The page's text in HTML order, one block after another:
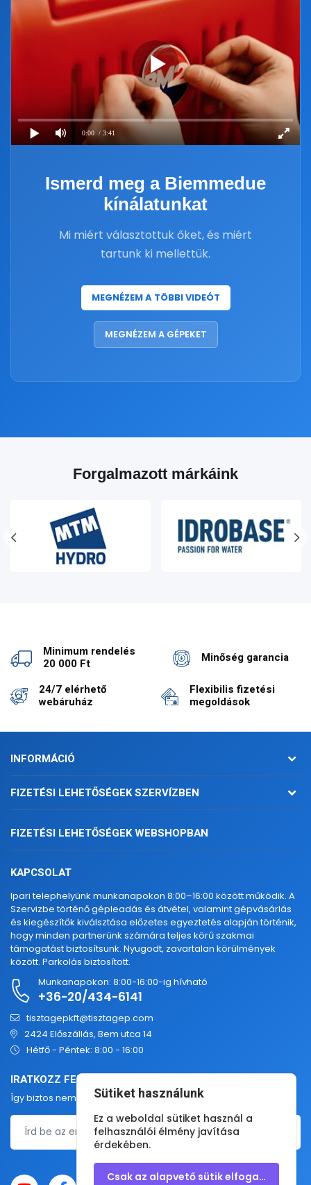
0:00 / 3:41
Ismerd meg a Biemmedue
kínálatunkat
Mi miért választottuk őket, és miért
tartunk ki mellettük.
MEGNÉZEM A TÖBBI VIDEÓT
MEGNÉZEM A GÉPEKET
Forgalmazott márkáink
Minimum rendelés
20 000 Ft
Minőség garancia
24/7 elérhető
webáruház
Flexibilis fizetési
megoldások
INFORMÁCIÓ
FIZETÉSI LEHETŐSÉGEK SZERVÍZBEN
FIZETÉSI LEHETŐSÉGEK WEBSHOPBAN
KAPCSOLAT
Ipari telephelyünk munkanapokon 8:00–16:00 között működik. A
Szervizbe történő gépleadás és átvétel, valamint gépvásárlás
és kiegészítők kiválsztása előzetes egyeztetés alapján történik,
hogy minden partnerünk számára teljes körű szakmai
támogatást biztosítsunk. Nyugodt, zavartalan körülmények
között. Parkolás biztosított.
Munkanapokon: 8:00-16:00-ig hívható
+36-20/434-6141
tisztagepkft@tisztagep.com
2424 Előszállás, Bem utca 14
Hétfő - Péntek: 8:00 - 16:00
IRATKOZZ FEL HETI HÍRLEVELÜNKRE
Így biztos nem maradsz le legújabb termékeinkről, akcióinkról!
Sütiket használunk
Ez a weboldal sütiket használ a
felhasználói élmény javítása
érdekében.
Csak az alapvető sütik elfogadása